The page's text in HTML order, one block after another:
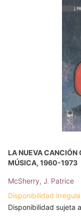
LA NUEVA CANCIÓN
MÚSICA, 1960-1973
McSherry, J. Patrice
Disponibilidad
Disponibilidad sujeta